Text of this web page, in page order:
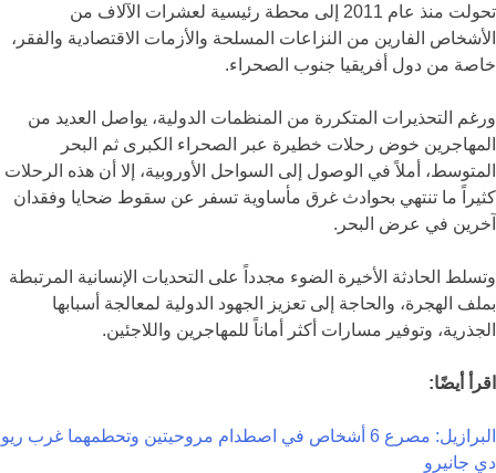
تحولت منذ عام 2011 إلى محطة رئيسية لعشرات الآلاف من
الأشخاص الفارين من النزاعات المسلحة والأزمات الاقتصادية والفقر،
خاصة من دول أفريقيا جنوب الصحراء.
ورغم التحذيرات المتكررة من المنظمات الدولية، يواصل العديد من
المهاجرين خوض رحلات خطيرة عبر الصحراء الكبرى ثم البحر
المتوسط، أملاً في الوصول إلى السواحل الأوروبية، إلا أن هذه الرحلات
كثيراً ما تنتهي بحوادث غرق مأساوية تسفر عن سقوط ضحايا وفقدان
آخرين في عرض البحر.
وتسلط الحادثة الأخيرة الضوء مجدداً على التحديات الإنسانية المرتبطة
بملف الهجرة، والحاجة إلى تعزيز الجهود الدولية لمعالجة أسبابها
الجذرية، وتوفير مسارات أكثر أماناً للمهاجرين واللاجئين.
اقرأ أيضًا:
البرازيل: مصرع 6 أشخاص في اصطدام مروحيتين وتحطمهما غرب ريو
دي جانيرو